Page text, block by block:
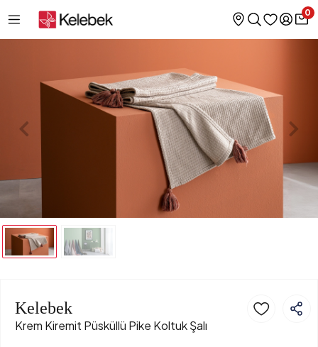
0
Kelebek
Krem Kiremit Püsküllü Pike Koltuk Şalı